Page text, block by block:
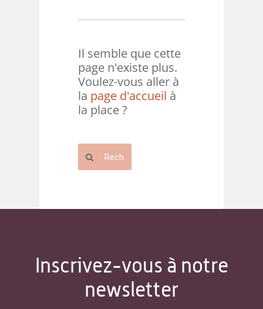
Il semble que cette
page n'existe plus.
Voulez-vous aller à
la page d'accueil à
la place ?
Inscrivez-vous à notre
newsletter